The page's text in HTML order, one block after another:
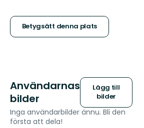
stjärnor
Betygsätt denna plats
Användarnas
bilder
Lägg till
bilder
Inga användarbilder ännu. Bli den
första att dela!